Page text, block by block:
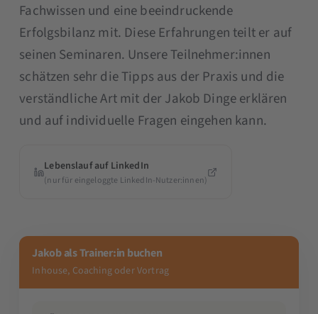
Fachwissen und eine beeindruckende
Erfolgsbilanz mit. Diese Erfahrungen teilt er auf
seinen Seminaren. Unsere Teilnehmer:innen
schätzen sehr die Tipps aus der Praxis und die
verständliche Art mit der Jakob Dinge erklären
und auf individuelle Fragen eingehen kann.
Lebenslauf auf LinkedIn
(nur für eingeloggte LinkedIn-Nutzer:innen)
Jakob als Trainer:in buchen
Inhouse, Coaching oder Vortrag